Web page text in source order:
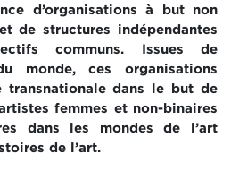
d’organisations à but non
de structures indépendantes
communs. Issues de
monde, ces organisations
transnationale dans le but de
femmes et non-binaires
dans les mondes de l’art
de l’art.